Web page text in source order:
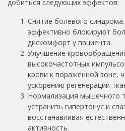
добиться следующих эффектов:
Снятие болевого
эффективно блокируют
дискомфорт у пациента.
Улучшение
высокочастотных
крови к пораженной зоне,
ускорению регенерации
Нормализация мышечного
устранить гипертонус и
восстанавливая
активность.